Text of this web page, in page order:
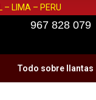
– LIMA – PERU
967 828 079
Todo sobre llantas